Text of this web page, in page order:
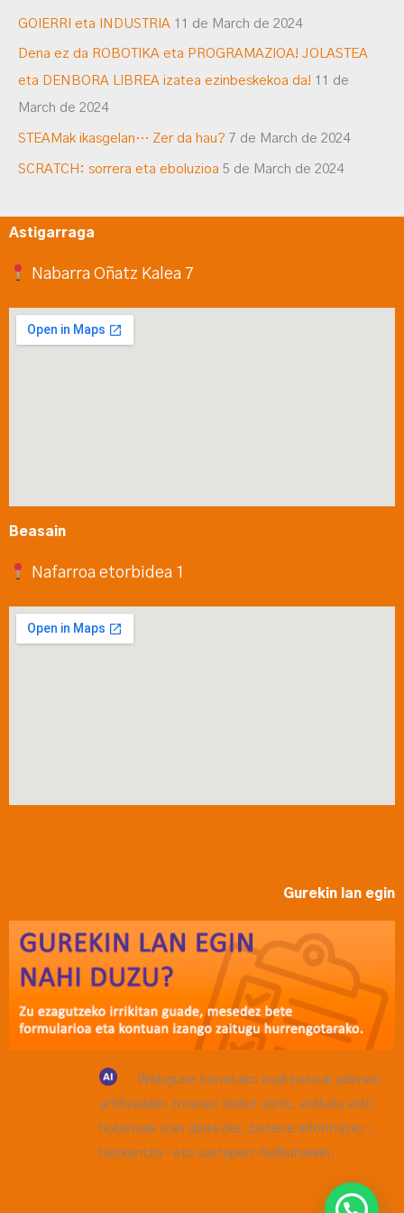
GOIERRI eta INDUSTRIA 11 de March de 2024
Dena ez da ROBOTIKA eta PROGRAMAZIOA! JOLASTEA
eta DENBORA LIBREA izatea ezinbeskekoa da! 11 de
March de 2024
STEAMak ikasgelan… Zer da hau? 7 de March de 2024
SCRATCH: sorrera eta eboluzioa 5 de March de 2024
Astigarraga
Nabarra Oñatz Kalea 7
Beasain
Nafarroa etorbidea 1
Gurekin lan egin
Webgune honetako irudi batzuk adimen
artifizialeko tresnen bidez sortu, editatu edo
hobetuak izan daitezke, betiere informazio-,
hezkuntza- eta sustapen-helburuekin.